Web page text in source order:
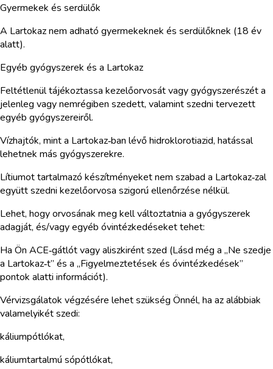
Gyermekek és serdülők
A Lartokaz nem adható gyermekeknek és serdülőknek (18 év
alatt).
Egyéb gyógyszerek és a Lartokaz
Feltétlenül tájékoztassa kezelőorvosát vagy gyógyszerészét a
jelenleg vagy nemrégiben szedett, valamint szedni tervezett
egyéb gyógyszereiről.
Vízhajtók, mint a Lartokaz‑ban lévő hidroklorotiazid, hatással
lehetnek más gyógyszerekre.
Lítiumot tartalmazó készítményeket nem szabad a Lartokaz‑zal
együtt szedni kezelőorvosa szigorú ellenőrzése nélkül.
Lehet, hogy orvosának meg kell változtatnia a gyógyszerek
adagját, és/vagy egyéb óvintézkedéseket tehet:
Ha Ön ACE‑gátlót vagy aliszkirént szed (Lásd még a „Ne szedje
a Lartokaz‑t” és a „Figyelmeztetések és óvintézkedések”
pontok alatti információt).
Vérvizsgálatok végzésére lehet szükség Önnél, ha az alábbiak
valamelyikét szedi:
káliumpótlókat,
káliumtartalmú sópótlókat,